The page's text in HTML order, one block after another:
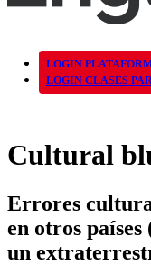
LOGIN
LOGIN CLASES
Cultural
Errores
en otros países
un